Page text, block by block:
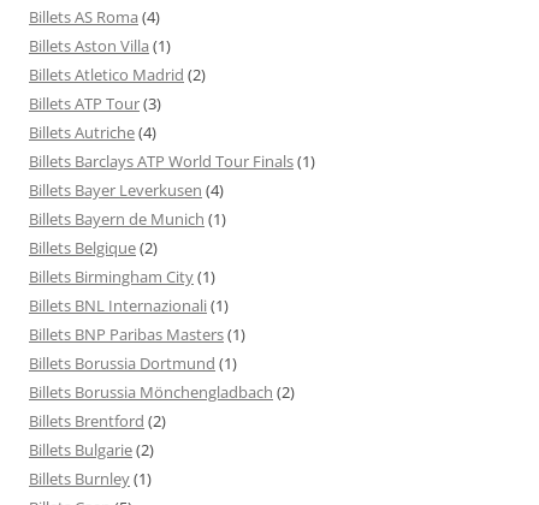
Billets AS Roma (4)
Billets Aston Villa (1)
Billets Atletico Madrid (2)
Billets ATP Tour(3)
Billets Autriche(4)
Billets Barclays ATP World Tour Finals(1)
Billets Bayer Leverkusen (4)
Billets Bayern de Munich (1)
Billets Belgique(2)
Billets Birmingham City(1)
Billets BNL Internazionali(1)
Billets BNP Paribas Masters(1)
Billets Borussia Dortmund (1)
Billets Borussia Mönchengladbach (2)
Billets Brentford (2)
Billets Bulgarie(2)
Billets Burnley(1)